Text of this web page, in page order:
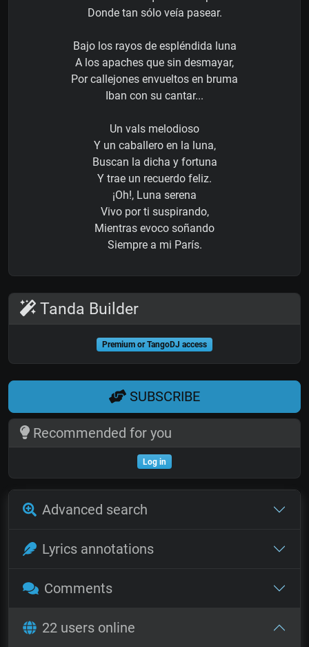
Donde tan sólo veía pasear.
Bajo los rayos de espléndida luna
A los apaches que sin desmayar,
Por callejones envueltos en bruma
Iban con su cantar...
Un vals melodioso
Y un caballero en la luna,
Buscan la dicha y fortuna
Y trae un recuerdo feliz.
¡Oh!, Luna serena
Vivo por ti suspirando,
Mientras evoco soñando
Siempre a mi París.
Tanda Builder
Premium or TangoDJ access
SUBSCRIBE
Recommended for you
Log in
Advanced search
Lyrics annotations
Comments
22 users online